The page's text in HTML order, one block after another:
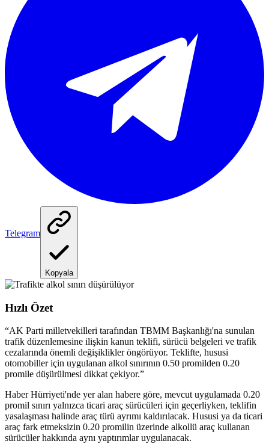
Telegram
Kopyala
Hızlı Özet
“AK Parti milletvekilleri tarafından TBMM Başkanlığı'na sunulan
trafik düzenlemesine ilişkin kanun teklifi, sürücü belgeleri ve trafik
cezalarında önemli değişiklikler öngörüyor. Teklifte, hususi
otomobiller için uygulanan alkol sınırının 0.50 promilden 0.20
promile düşürülmesi dikkat çekiyor.”
Haber Hürriyeti'nde yer alan habere göre, mevcut uygulamada 0.20
promil sınırı yalnızca ticari araç sürücüleri için geçerliyken, teklifin
yasalaşması halinde araç türü ayrımı kaldırılacak. Hususi ya da ticari
araç fark etmeksizin 0.20 promilin üzerinde alkollü araç kullanan
sürücüler hakkında aynı yaptırımlar uygulanacak.